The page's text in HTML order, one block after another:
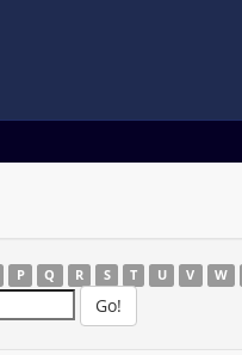
P Q R S T U V W